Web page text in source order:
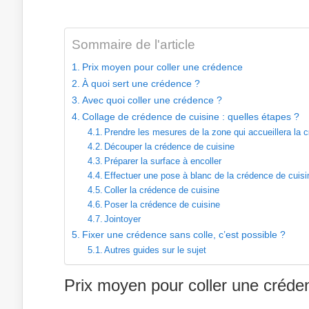
Sommaire de l'article
Prix moyen pour coller une crédence
À quoi sert une crédence ?
Avec quoi coller une crédence ?
Collage de crédence de cuisine : quelles étapes ?
Prendre les mesures de la zone qui accueillera la
Découper la crédence de cuisine
Préparer la surface à encoller
Effectuer une pose à blanc de la crédence de
Coller la crédence de cuisine
Poser la crédence de cuisine
Jointoyer
Fixer une crédence sans colle, c’est possible ?
Autres guides sur le sujet
Prix moyen pour coller une